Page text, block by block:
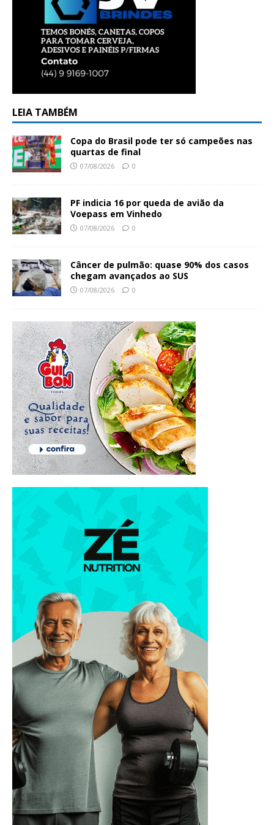
LEIA TAMBÉM
Copa do Brasil pode ter só campeões nas
quartas de final
07/08/2026 0
PF indicia 16 por queda de avião da
Voepass em Vinhedo
07/08/2026 0
Câncer de pulmão: quase 90% dos casos
chegam avançados ao SUS
07/08/2026 0